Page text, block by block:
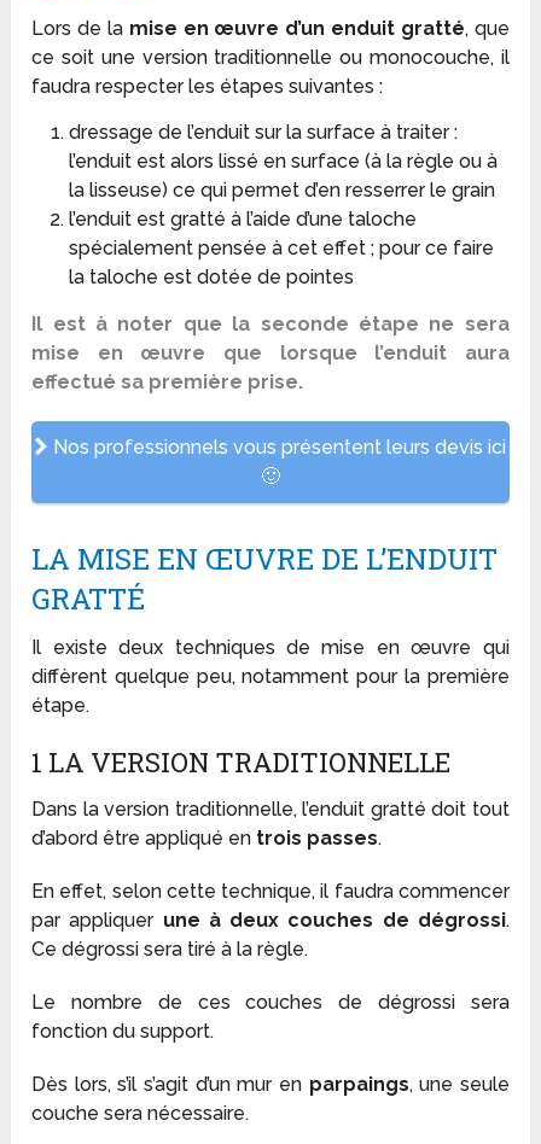
Lors de la mise en œuvre d’un enduit gratté, que
ce soit une version traditionnelle ou monocouche, il
faudra respecter les étapes suivantes :
dressage de l’enduit sur la surface à traiter :
l’enduit est alors lissé en surface (à la règle ou à
la lisseuse) ce qui permet d’en resserrer le grain
l’enduit est gratté à l’aide d’une taloche
spécialement pensée à cet effet ; pour ce faire
la taloche est dotée de pointes
Il est à noter que la seconde étape ne sera
mise en œuvre que lorsque l’enduit aura
effectué sa première prise.
Nos professionnels vous présentent leurs devis ici
🙂
LA MISE EN ŒUVRE DE L’ENDUIT
GRATTÉ
Il existe deux techniques de mise en œuvre qui
diffèrent quelque peu, notamment pour la première
étape.
1 LA VERSION TRADITIONNELLE
Dans la version traditionnelle, l’enduit gratté doit tout
d’abord être appliqué en trois passes.
En effet, selon cette technique, il faudra commencer
par appliquer une à deux couches de dégrossi.
Ce dégrossi sera tiré à la règle.
Le nombre de ces couches de dégrossi sera
fonction du support.
Dès lors, s’il s’agit d’un mur en parpaings, une seule
couche sera nécessaire.